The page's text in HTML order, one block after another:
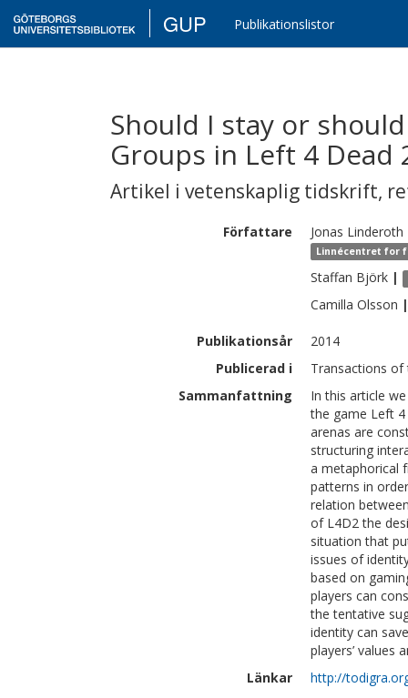
GUP Publikationslistor
Should I stay or
Groups in Left 4 Dead
Artikel i vetenskaplig tidskrift,
Författare Jonas Linderoth
Linnécentret for
Staffan Björk |
Camilla Olsson |
Publikationsår
2014
Publicerad i
Transactions of
Sammanfattning
In this article
the game Left 4
arenas are
structuring
a metaphorical
patterns in
relation
of L4D2 the
situation that
issues of
based on
players can
the tentative
identity can
players’ values
Länkar
http://